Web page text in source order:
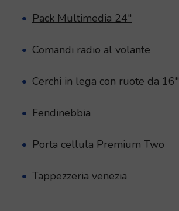
Pack Multimedia 24″
Comandi radio al volante
Cerchi in lega con ruote da 16″
Fendinebbia
Porta cellula Premium Two
Tappezzeria venezia